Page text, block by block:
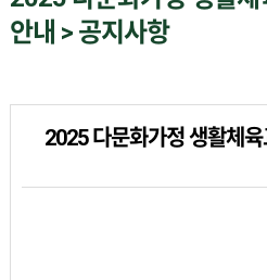
안내 > 공지사항
2025 다문화가정 생활체